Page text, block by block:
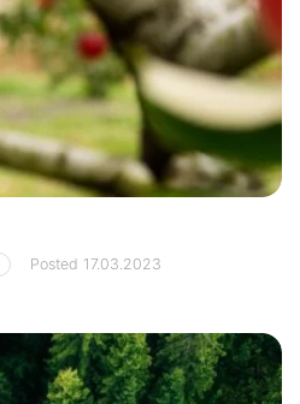
Posted 17.03.2023